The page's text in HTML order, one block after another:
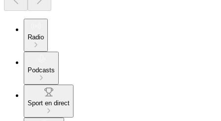
Radio
Podcasts
Sport en direct